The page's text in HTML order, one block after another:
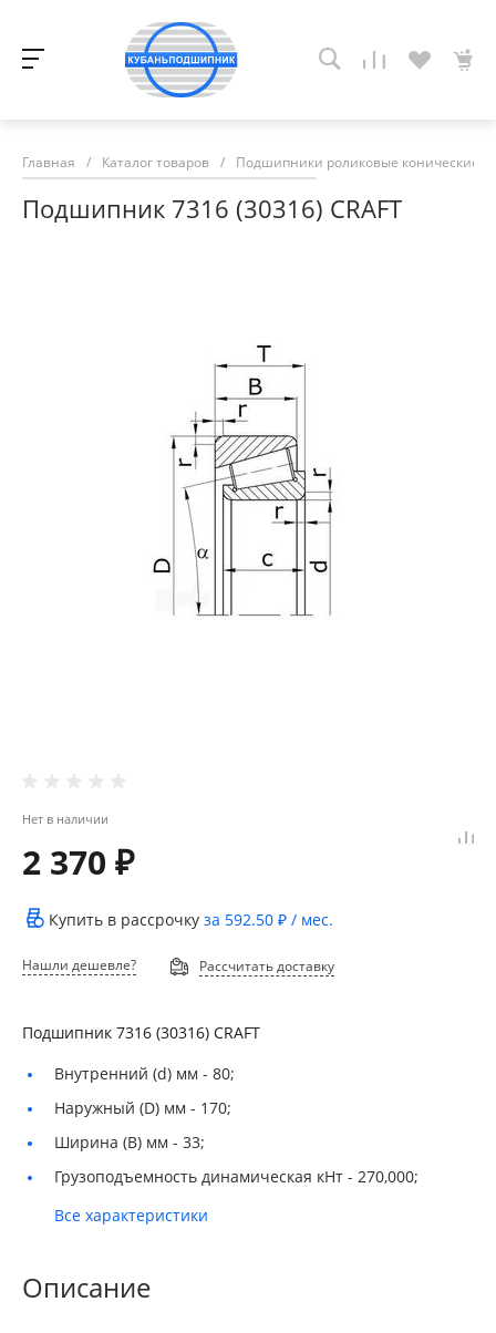
Главная / Каталог товаров / Подшипники роликовые конические
Подшипник 7316 (30316) CRAFT
Нет в наличии
2 370 ₽
Купить в рассрочку за 592.50 ₽ / мес.
Нашли дешевле? Рассчитать доставку
Подшипник 7316 (30316) CRAFT
Внутренний (d) мм - 80;
Наружный (D) мм - 170;
Ширина (B) мм - 33;
Грузоподъемность динамическая кНт - 270,000;
Все характеристики
Описание